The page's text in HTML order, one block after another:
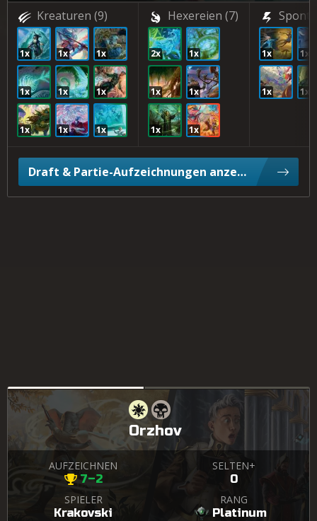
Kreaturen (9)
1x 1x 1x
1x 1x 1x
1x 1x 1x
Hexereien (7)
2x 1x
1x 1x
1x 1x
1x 1x
1x 1x
Draft & Partie-Aufzeichnungen anzeigen
Orzhov
AUFZEICHNEN
7–2
SELTEN+
0
SPIELER
Krakovski
RANG
Platinum